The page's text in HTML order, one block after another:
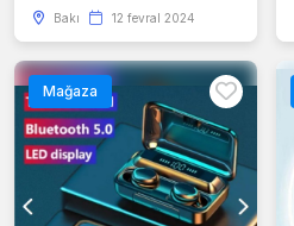
Bakı 12 fevral 2024
Mağaza